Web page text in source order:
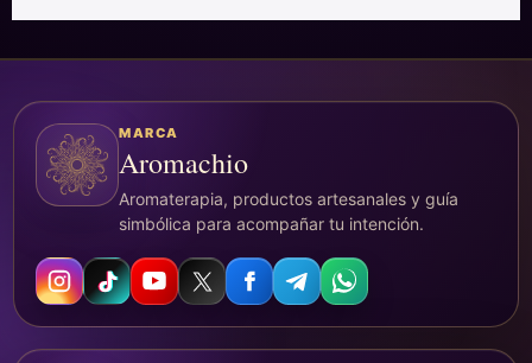
MARCA
Aromachio
Aromaterapia, productos artesanales y guía
simbólica para acompañar tu intención.